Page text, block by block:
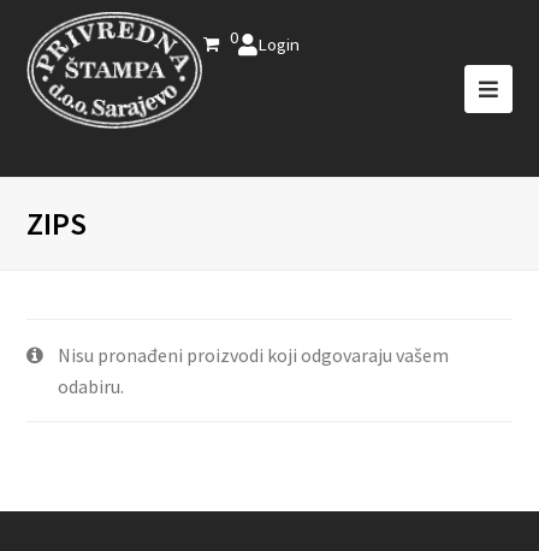
0 Login
ZIPS
Nisu pronađeni proizvodi koji odgovaraju vašem
odabiru.